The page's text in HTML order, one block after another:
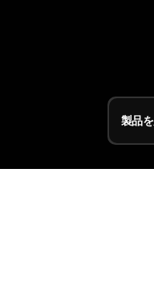
製品